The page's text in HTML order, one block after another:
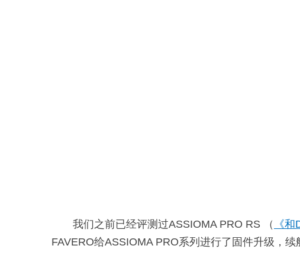
我们之前已经评测过ASSIOMA PRO RS （
《
FAVERO给ASSIOMA PRO系列进行了固件升级，